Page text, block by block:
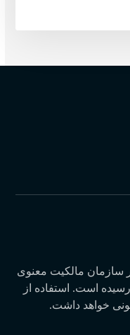
ژن پژوه در تاریخ 1402/04/13در سازمان مالکیت معنوی
رسیده است. استفاده از
خواهد داشت.